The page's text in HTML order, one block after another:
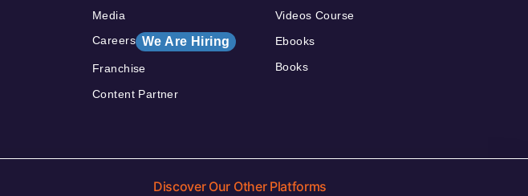
Media
Careers We Are Hiring
Franchise
Content Partner
Videos Course
Ebooks
Books
Discover Our Other Platforms